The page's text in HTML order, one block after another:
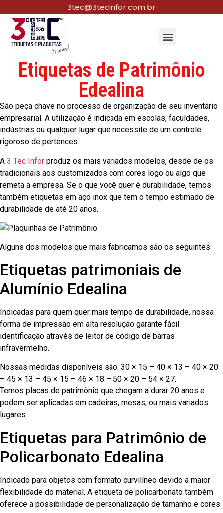
3tec@3tecinfor.com.br
Etiquetas de Patrimônio
Edealina
São peça chave no processo de organização de seu inventário
empresarial. A utilização é indicada em escolas, faculdades,
indústrias ou qualquer lugar que necessite de um controle
rigoroso de pertences.
A 3 Tec Infor produz os mais variados modelos, desde de os
tradicionais aos customizados com cores logo ou algo que
remeta a empresa. Se o que você quer é durabilidade, temos
também etiquetas em aço inox que tem o tempo estimado de
durabilidade de até 20 anos.
Alguns dos modelos que mais fabricamos são os seguintes:
Etiquetas patrimoniais de
Alumínio Edealina
Indicadas para quem quer mais tempo de durabilidade, nossa
forma de impressão em alta resolução garante fácil
identificação através de leitor de código de barras
infravermelho.
Nossas médidas disponíveis são: 30 × 15 – 40 × 13 – 40 × 20
– 45 × 13 – 45 × 15 – 46 × 18 – 50 × 20 – 54 × 27.
Temos placas de patrimônio que chegam a durar 20 anos e
podem ser aplicadas em cadeiras, mesas, ou mais variados
lugares.
Etiquetas para Patrimônio de
Policarbonato Edealina
Indicado para objetos com formato curvilíneo devido a maior
flexibilidade do material. A etiqueta de policarbonato também
oferece a possibilidade de personalização de tamanho e cores.